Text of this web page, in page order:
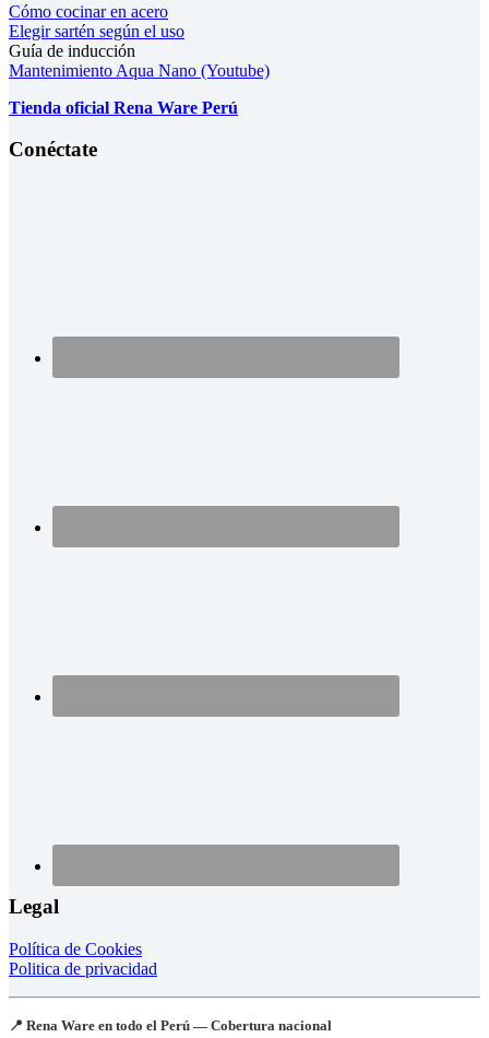
Cómo cocinar en acero
Elegir sartén según el uso
Guía de inducción
Mantenimiento Aqua Nano (Youtube)
Tienda oficial Rena Ware Perú
Conéctate
Legal
Política de Cookies
Politica de privacidad
📍 Rena Ware en todo el Perú — Cobertura nacional